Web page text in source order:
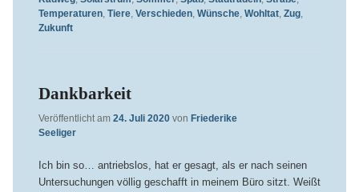
Temperaturen, Tiere, Verschieden, Wünsche, Wohltat, Zug,
Zukunft
Dankbarkeit
Veröffentlicht am 24. Juli 2020 von Friederike
Seeliger
Ich bin so… antriebslos, hat er gesagt, als er nach seinen
Untersuchungen völlig geschafft in meinem Büro sitzt. Weißt